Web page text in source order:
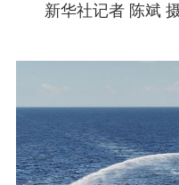
新华社记者 陈斌